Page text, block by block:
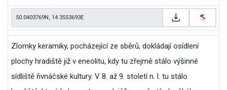
Zlomky keramiky, pocházející ze sběrů, dokládají osídlení
plochy hradiště již v eneolitu, kdy tu zřejmě stálo výšinné
sídliště řivnáčské kultury. V 8. až 9. století n. l. tu stálo